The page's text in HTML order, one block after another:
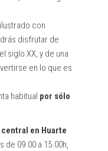
con
disfrutar de
siglo XX, y de una
en lo que es
habitual por sólo
en Huarte
de 09.00 a 15.00h,